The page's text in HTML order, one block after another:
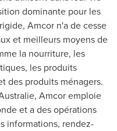
dominante pour les
Amcor n'a de cesse
et meilleurs moyens de
la nourriture, les
les produits
des produits ménagers.
Amcor emploie
et a des opérations
informations, rendez-